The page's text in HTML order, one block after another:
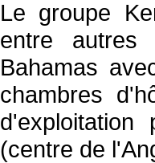
Le groupe
entre autres
Bahamas
chambres
(centre de